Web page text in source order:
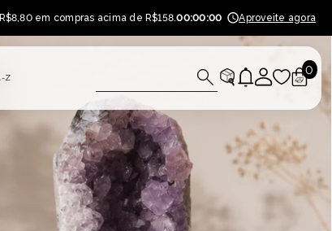
em compras acima de R$158.00:00:00 Aproveite agora
Z
0 0